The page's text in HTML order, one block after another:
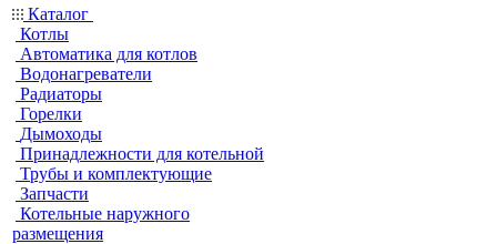
Каталог
Котлы
Автоматика для котлов
Водонагреватели
Радиаторы
Горелки
Дымоходы
Принадлежности для котельной
Трубы и комплектующие
Запчасти
Котельные наружного
размещения